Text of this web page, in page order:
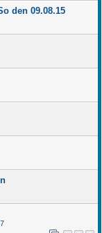
den 09.08.15